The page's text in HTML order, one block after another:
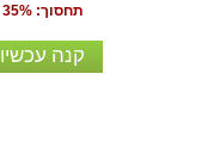
תחסוך: 35%
קנה עכשיו